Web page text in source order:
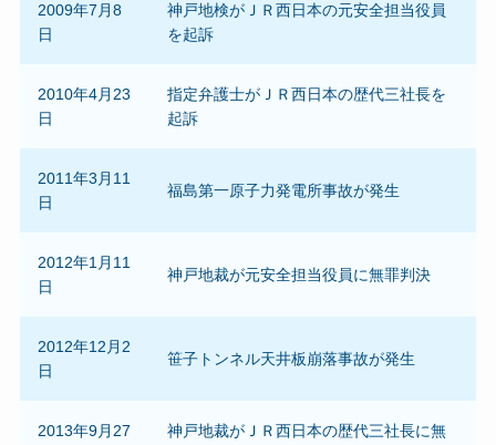
2009年7月8
日
神戸地検がＪＲ西日本の元安全担当役員
を起訴
2010年4月23
日
指定弁護士がＪＲ西日本の歴代三社長を
起訴
2011年3月11
日
福島第一原子力発電所事故が発生
2012年1月11
日
神戸地裁が元安全担当役員に無罪判決
2012年12月2
日
笹子トンネル天井板崩落事故が発生
2013年9月27
神戸地裁がＪＲ西日本の歴代三社長に無